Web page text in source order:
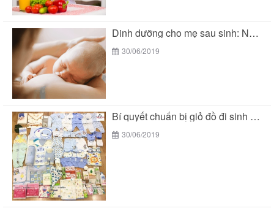
Dinh dưỡng cho mẹ sau sinh: Nên ăn gì...
30/06/2019
Bí quyết chuẩn bị giỏ đồ đi sinh mùa...
30/06/2019